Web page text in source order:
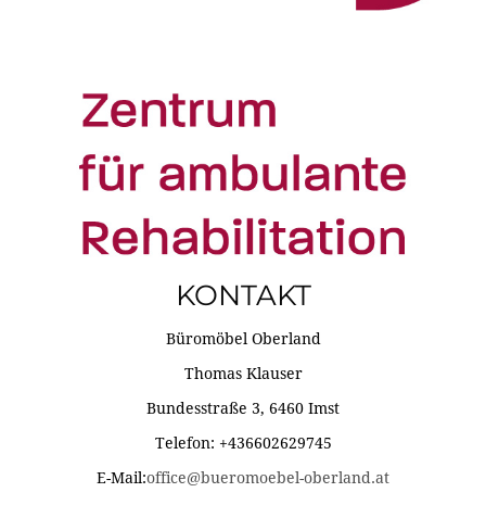
KONTAKT
Büromöbel Oberland
Thomas Klauser
Bundesstraße 3, 6460 Imst
Telefon: +436602629745
E-Mail:office@bueromoebel-oberland.at